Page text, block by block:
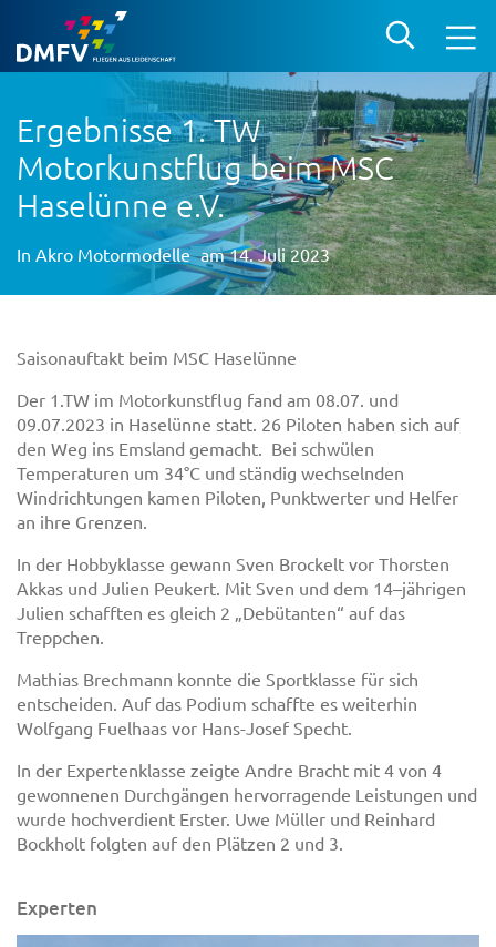
Ergebnisse 1. TW
Motorkunstflug beim MSC
Haselünne e.V.
In Akro Motormodelle am 14. Juli 2023
Saisonauftakt beim MSC Haselünne
Der 1.TW im Motorkunstflug fand am 08.07. und
09.07.2023 in Haselünne statt. 26 Piloten haben sich auf
den Weg ins Emsland gemacht. Bei schwülen
Temperaturen um 34°C und ständig wechselnden
Windrichtungen kamen Piloten, Punktwerter und Helfer
an ihre Grenzen.
In der Hobbyklasse gewann Sven Brockelt vor Thorsten
Akkas und Julien Peukert. Mit Sven und dem 14–jährigen
Julien schafften es gleich 2 „Debütanten“ auf das
Treppchen.
Mathias Brechmann konnte die Sportklasse für sich
entscheiden. Auf das Podium schaffte es weiterhin
Wolfgang Fuelhaas vor Hans-Josef Specht.
In der Expertenklasse zeigte Andre Bracht mit 4 von 4
gewonnenen Durchgängen hervorragende Leistungen und
wurde hochverdient Erster. Uwe Müller und Reinhard
Bockholt folgten auf den Plätzen 2 und 3.
Experten